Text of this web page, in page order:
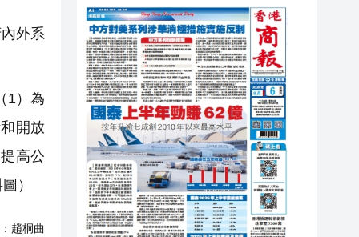
外系
1）為
開放
高公
）
趙桐曲